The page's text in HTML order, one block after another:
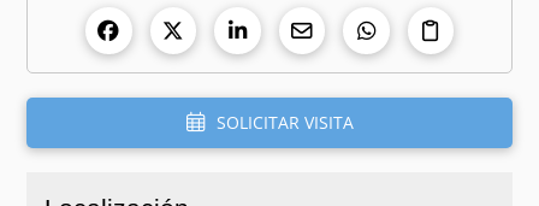
SOLICITAR VISITA